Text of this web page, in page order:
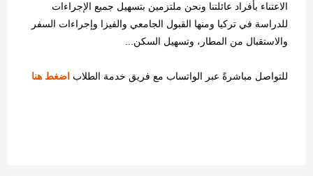
الاعتناء بأفراد عائلتنا ونحن ملتزمين بتسهيل جميع الإجراءات
للدراسة في تركيا ومنها القبول الجامعي والفيزا وإجراءات السفر
والاستقبال من المطار، وتسهيل السكن...
للتواصل مباشرةً عبر الواتساب مع فريق خدمة الطلاب اضغط هنا